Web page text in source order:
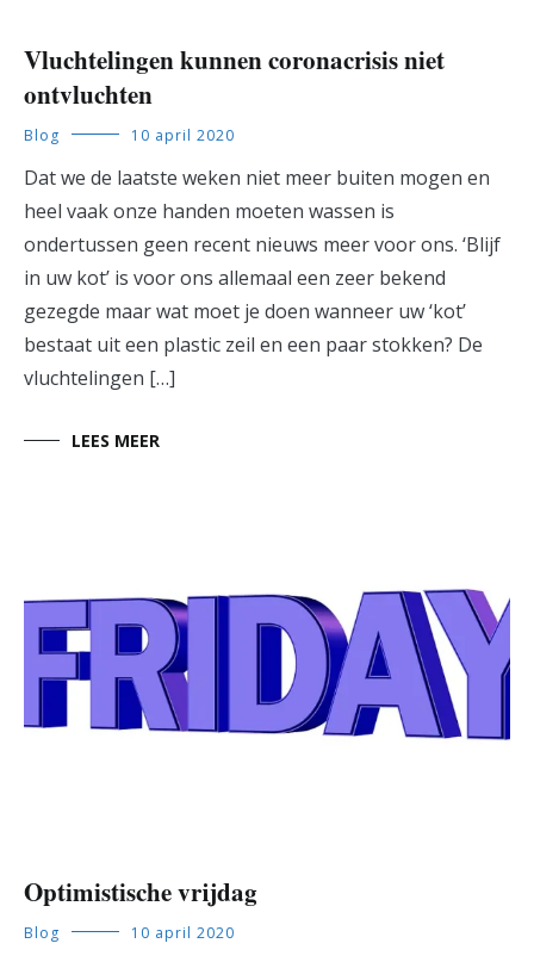
Vluchtelingen kunnen coronacrisis niet
ontvluchten
Blog 10 april 2020
Dat we de laatste weken niet meer buiten mogen en
heel vaak onze handen moeten wassen is
ondertussen geen recent nieuws meer voor ons. ‘Blijf
in uw kot’ is voor ons allemaal een zeer bekend
gezegde maar wat moet je doen wanneer uw ‘kot’
bestaat uit een plastic zeil en een paar stokken? De
vluchtelingen […]
LEES MEER
Optimistische vrijdag
Blog 10 april 2020